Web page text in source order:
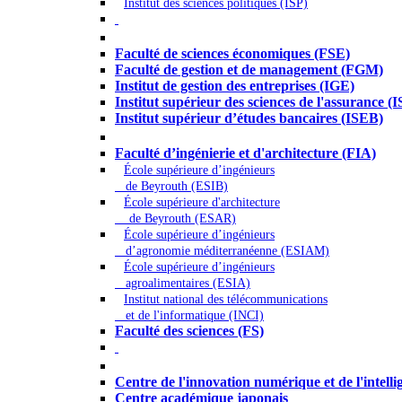
Institut des sciences politiques (ISP)
Faculté de sciences économiques (FSE)
Faculté de gestion et de management (FGM)
Institut de gestion des entreprises (IGE)
Institut supérieur des sciences de l'assurance
Institut supérieur d’études bancaires (ISEB)
Faculté d’ingénierie et d'architecture (FIA)
École supérieure d’ingénieurs
de Beyrouth (ESIB)
École supérieure d'architecture
de Beyrouth (ESAR)
École supérieure d’ingénieurs
d’agronomie méditerranéenne (ESIAM)
École supérieure d’ingénieurs
agroalimentaires (ESIA)
Institut national des télécommunications
et de l'informatique (INCI)
Faculté des sciences (FS)
Centre de l'innovation numérique et de
Centre académique japonais